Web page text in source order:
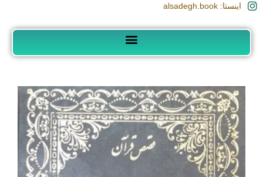
اینستا: alsadegh.book